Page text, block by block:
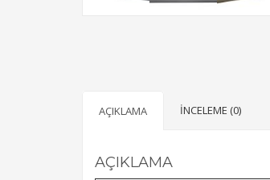
AÇIKLAMA İNCELEME (0)
AÇIKLAMA